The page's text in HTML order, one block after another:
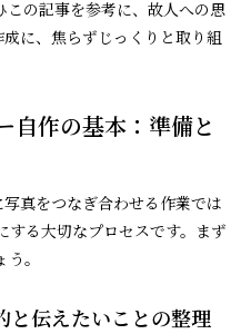
この記事を参考に、故人への思
に、焦らずじっくりと取り組
自作の基本：準備と
真をつなぎ合わせる作業では
する大切なプロセスです。まず
。
と伝えたいことの整理